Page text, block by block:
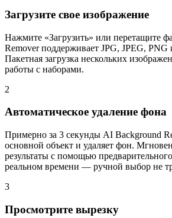
Загрузите свое изображение
Нажмите «Загрузить» или перетащите
Remover поддерживает JPG, JPEG,
Пакетная загрузка нескольких
работы с наборами.
2
Автоматическое удаление фона
Примерно за 3 секунды AI Background
основной объект и удаляет фон.
результаты с помощью
реальном времени — ручной выбор не
3
Просмотрите вырезку